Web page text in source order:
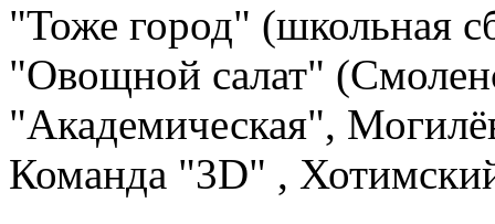
"Тоже город" (школьная
"Овощной салат"
"Академическая",
Команда "3D" ,